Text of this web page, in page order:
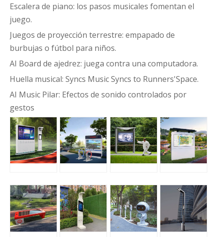
Escalera de piano: los pasos musicales fomentan el
juego.
Juegos de proyección terrestre: empapado de
burbujas o fútbol para niños.
AI Board de ajedrez: juega contra una computadora.
Huella musical: Syncs Music Syncs to Runners'Space.
AI Music Pilar: Efectos de sonido controlados por
gestos